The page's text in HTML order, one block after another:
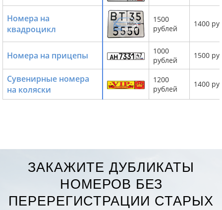
Номера на
квадроцикл
1500
рублей
1400
Номера на прицепы
1000
рублей
1500
Сувенирные номера
на коляски
1200
рублей
1400
ЗАКАЖИТЕ ДУБЛИКАТЫ
НОМЕРОВ БЕЗ
ПЕРЕРЕГИСТРАЦИИ СТАРЫХ